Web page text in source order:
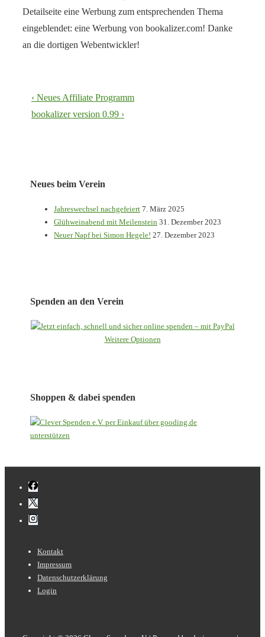
Detailseite eine Werbung zum entsprechenden Thema
eingeblendet: eine Werbung von bookalizer.com! Danke
an die dortigen Webentwickler!
Beitragsnavigation
Vorheriger
Beitrag
‹ Neues Affiliate Programm
Nächster
bookalizer version 0.99 ›
Neues beim Verein
Jahreswechsel nachgefeiert 7. März 2025
Glühweinabend mit Meilenstein 31. Dezember 2023
Neuer Napf bei Simon Hegele! 27. Dezember 2023
Spenden an den Verein
Weitere Optionen
Shoppen & dabei spenden
Footer-
Menü
Kontakt
Impressum
Datenschutzerklärung
Login